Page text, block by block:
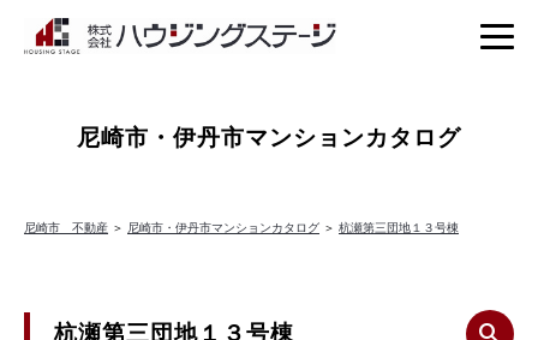
尼崎市・伊丹市マンションカタログ
尼崎市 不動産 ＞ 尼崎市・伊丹市マンションカタログ ＞ 杭瀬第三団地１３号棟
杭瀬第三団地１３号棟